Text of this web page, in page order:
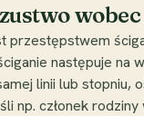
przestępstwem
następuje na
linii lub stopniu,
np. członek